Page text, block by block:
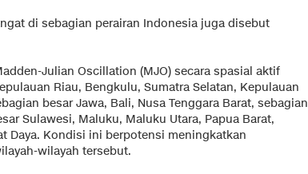
di sebagian perairan Indonesia juga disebut
Julian Oscillation (MJO) secara spasial aktif
Riau, Bengkulu, Sumatra Selatan, Kepulauan
besar Jawa, Bali, Nusa Tenggara Barat, sebagian
Sulawesi, Maluku, Maluku Utara, Papua Barat,
Daya. Kondisi ini berpotensi meningkatkan
wilayah tersebut.